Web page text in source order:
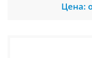
Цена: